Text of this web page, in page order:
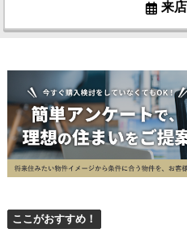
来
ここがおすすめ！